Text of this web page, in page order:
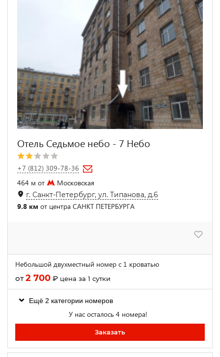
Отель Седьмое небо - 7 Небо
+7 (812) 309-78-36
464 м от
Московская
г. Санкт-Петербург, ул. Типанова, д.6
9.8 км от центра САНКТ ПЕТЕРБУРГА
Небольшой двухместный номер с 1 кроватью
от2 700 ₽ цена за 1 сутки
Ещё 2 категории номеров
У нас осталось 4 номера!
Заказать